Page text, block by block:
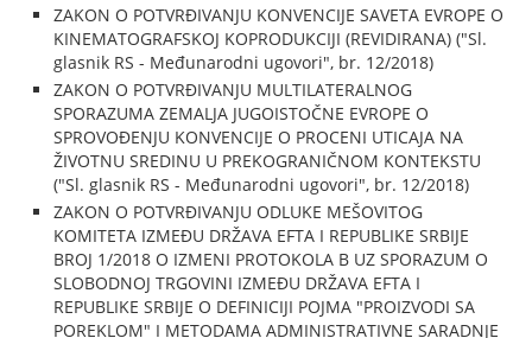
ZAKON O POTVRĐIVANJU KONVENCIJE SAVETA EVROPE O
KINEMATOGRAFSKOJ KOPRODUKCIJI (REVIDIRANA) ("Sl.
glasnik RS - Međunarodni ugovori", br. 12/2018)
ZAKON O POTVRĐIVANJU MULTILATERALNOG
SPORAZUMA ZEMALJA JUGOISTOČNE EVROPE O
SPROVOĐENJU KONVENCIJE O PROCENI UTICAJA NA
ŽIVOTNU SREDINU U PREKOGRANIČNOM KONTEKSTU
("Sl. glasnik RS - Međunarodni ugovori", br. 12/2018)
ZAKON O POTVRĐIVANJU ODLUKE MEŠOVITOG
KOMITETA IZMEĐU DRŽAVA EFTA I REPUBLIKE SRBIJE
BROJ 1/2018 O IZMENI PROTOKOLA B UZ SPORAZUM O
SLOBODNOJ TRGOVINI IZMEĐU DRŽAVA EFTA I
REPUBLIKE SRBIJE O DEFINICIJI POJMA "PROIZVODI SA
POREKLOM" I METODAMA ADMINISTRATIVNE SARADNJE